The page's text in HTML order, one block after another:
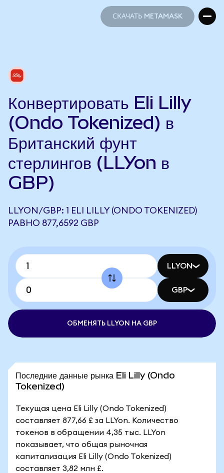
СКАЧАТЬ METAMASK
Конвертировать Eli Lilly
(Ondo Tokenized) в
Британский фунт
стерлингов (LLYon в
GBP)
LLYON/GBP: 1 ELI LILLY (ONDO TOKENIZED)
РАВНО 877,6592 GBP
LLYON
GBP
ОБМЕНЯТЬ LLYON НА GBP
Последние данные рынка Eli Lilly (Ondo
Tokenized)
Текущая цена Eli Lilly (Ondo Tokenized)
составляет 877,66 £ за LLYon. Количество
токенов в обращении 4,35 тыс. LLYon
показывает, что общая рыночная
капитализация Eli Lilly (Ondo Tokenized)
составляет 3,82 млн £.